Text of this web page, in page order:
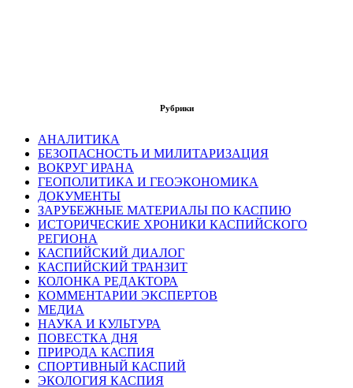
Рубрики
АНАЛИТИКА
БЕЗОПАСНОСТЬ И МИЛИТАРИЗАЦИЯ
ВОКРУГ ИРАНА
ГЕОПОЛИТИКА И ГЕОЭКОНОМИКА
ДОКУМЕНТЫ
ЗАРУБЕЖНЫЕ МАТЕРИАЛЫ ПО КАСПИЮ
ИСТОРИЧЕСКИЕ ХРОНИКИ КАСПИЙСКОГО
РЕГИОНА
КАСПИЙСКИЙ ДИАЛОГ
КАСПИЙСКИЙ ТРАНЗИТ
КОЛОНКА РЕДАКТОРА
КОММЕНТАРИИ ЭКСПЕРТОВ
МЕДИА
НАУКА И КУЛЬТУРА
ПОВЕСТКА ДНЯ
ПРИРОДА КАСПИЯ
СПОРТИВНЫЙ КАСПИЙ
ЭКОЛОГИЯ КАСПИЯ